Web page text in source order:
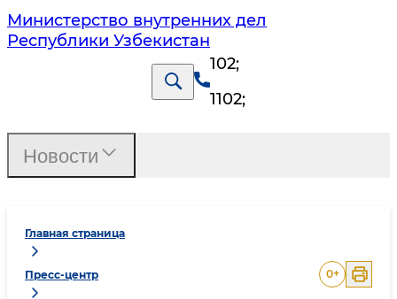
Министерство внутренних дел
Республики Узбекистан
102;
1102;
Главная страница
Пресс-центр 0+
Новости